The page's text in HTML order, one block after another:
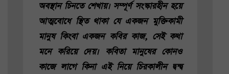
অবস্থান চিনতে শেখায়। সম্পূর্ণ সংস্কারহীন হয়ে
আত্মবোধে স্থিত থাকা যে একজন মুক্তিকামী
মানুষ কিংবা একজন কবির কাজ, সেই কথা
মনে করিয়ে দেয়। কবিতা মানুষের কোনও
কাজে লাগে কিনা এই নিয়ে চিরকালীন দ্বন্দ্ব